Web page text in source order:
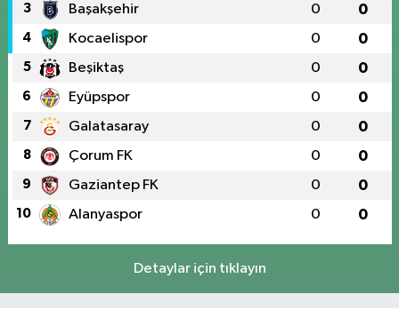
3 Başakşehir 0 0
4 Kocaelispor 0 0
5 Beşiktaş 0 0
6 Eyüpspor 0 0
7 Galatasaray 0 0
8 Çorum FK 0 0
9 Gaziantep FK 0 0
10 Alanyaspor 0 0
Detaylar için tıklayın